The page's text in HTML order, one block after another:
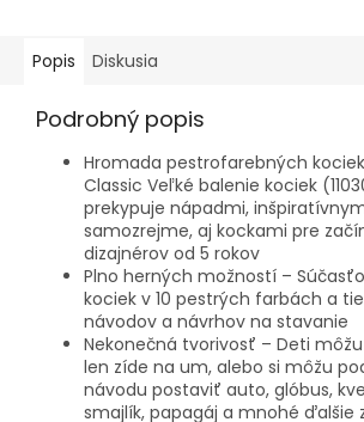
Popis Diskusia
Podrobný popis
Hromada pestrofarebných kociek
Classic Veľké balenie kociek
prekypuje nápadmi,
samozrejme, aj kockami pre
dizajnérov od 5 rokov
Plno herných možností –
kociek v 10 pestrých farbách a
návodov a návrhov na stavanie
Nekonečná tvorivosť – Deti
len zíde na um, alebo si môžu
návodu postaviť auto, glóbus,
smajlík, papagáj a mnohé ďalšie